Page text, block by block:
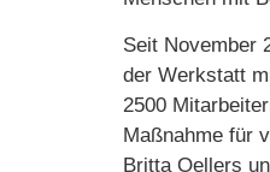
Seit November
der Werkstatt
2500
Maßnahme für
Britta Oellers